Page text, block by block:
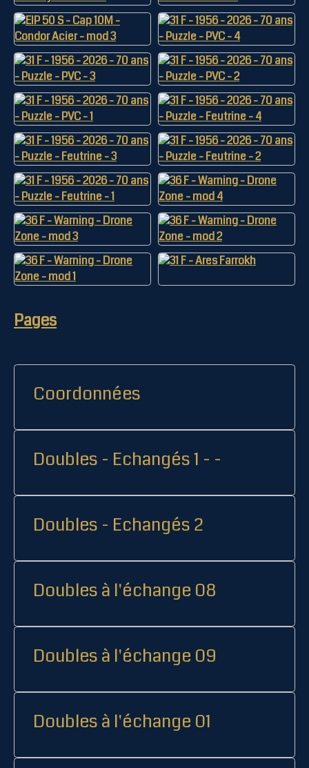
Pages
Coordonnées
Doubles - Echangés 1 - -
Doubles - Echangés 2
Doubles à l'échange 08
Doubles à l'échange 09
Doubles à l'échange 01